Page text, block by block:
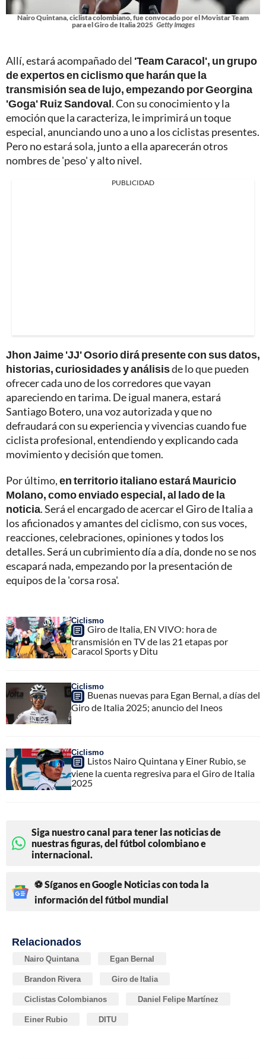
Nairo Quintana, ciclista colombiano, fue convocado por el Movistar Team
para el Giro de Italia 2025 Getty Images
Allí, estará acompañado del 'Team Caracol', un grupo
de expertos en ciclismo que harán que la
transmisión sea de lujo, empezando por Georgina
'Goga' Ruiz Sandoval. Con su conocimiento y la
emoción que la caracteriza, le imprimirá un toque
especial, anunciando uno a uno a los ciclistas presentes.
Pero no estará sola, junto a ella aparecerán otros
nombres de 'peso' y alto nivel.
PUBLICIDAD
Jhon Jaime 'JJ' Osorio dirá presente con sus datos,
historias, curiosidades y análisisde lo que pueden
ofrecer cada uno de los corredores que vayan
apareciendo en tarima. De igual manera, estará
Santiago Botero, una voz autorizada y que no
defraudará con su experiencia y vivencias cuando fue
ciclista profesional, entendiendo y explicando cada
movimiento y decisión que tomen.
Por último,en territorio italiano estará Mauricio
Molano, como enviado especial, al lado de la
noticia. Será el encargado de acercar el Giro de Italia a
los aficionados y amantes del ciclismo, con sus voces,
reacciones, celebraciones, opiniones y todos los
detalles. Será un cubrimiento día a día, donde no se nos
escapará nada, empezando por la presentación de
equipos de la 'corsa rosa'.
Ciclismo
Giro de Italia, EN VIVO: hora de
transmisión en TV de las 21 etapas por
Caracol Sports y Ditu
Ciclismo
Buenas nuevas para Egan Bernal, a días del
Giro de Italia 2025; anuncio del Ineos
Ciclismo
Listos Nairo Quintana y Einer Rubio, se
viene la cuenta regresiva para el Giro de Italia
2025
Siga nuestro canal para tener las noticias de
nuestras figuras, del fútbol colombiano e
internacional.
⚽ Síganos en Google Noticias con toda la
información del fútbol mundial
Relacionados
Nairo Quintana Egan Bernal
Brandon Rivera Giro de Italia
Ciclistas Colombianos Daniel Felipe Martínez
Einer Rubio DITU